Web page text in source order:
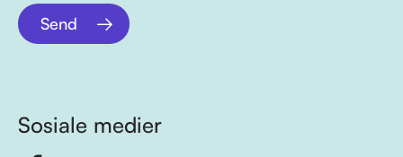
Send
Sosiale medier